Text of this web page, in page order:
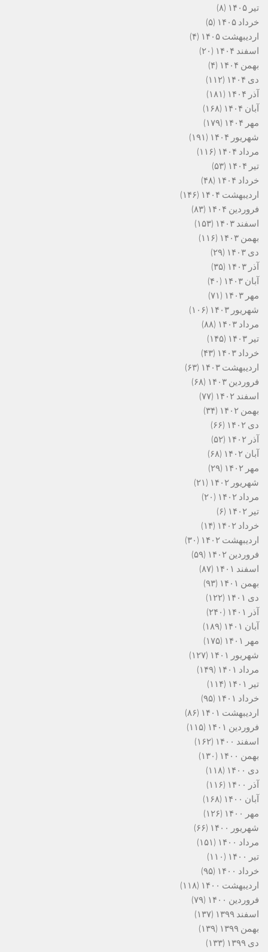
تیر ۱۴۰۵
(۸)
خرداد ۱۴۰۵
(۵)
اردیبهشت ۱۴۰۵
(۴)
اسفند ۱۴۰۴
(۲۰)
بهمن ۱۴۰۴
(۴)
دی ۱۴۰۴
(۱۱۲)
آذر ۱۴۰۴
(۱۸۱)
آبان ۱۴۰۴
(۱۶۸)
مهر ۱۴۰۴
(۱۷۹)
شهریور ۱۴۰۴
(۱۹۱)
مرداد ۱۴۰۴
(۱۱۶)
تیر ۱۴۰۴
(۵۳)
خرداد ۱۴۰۴
(۴۸)
اردیبهشت ۱۴۰۴
(۱۴۶)
فروردین ۱۴۰۴
(۸۳)
اسفند ۱۴۰۳
(۱۵۳)
بهمن ۱۴۰۳
(۱۱۶)
دی ۱۴۰۳
(۲۹)
آذر ۱۴۰۳
(۳۵)
آبان ۱۴۰۳
(۴۰)
مهر ۱۴۰۳
(۷۱)
شهریور ۱۴۰۳
(۱۰۶)
مرداد ۱۴۰۳
(۸۸)
تیر ۱۴۰۳
(۱۴۵)
خرداد ۱۴۰۳
(۴۳)
اردیبهشت ۱۴۰۳
(۶۳)
فروردین ۱۴۰۳
(۶۸)
اسفند ۱۴۰۲
(۷۷)
بهمن ۱۴۰۲
(۳۴)
دی ۱۴۰۲
(۶۶)
آذر ۱۴۰۲
(۵۲)
آبان ۱۴۰۲
(۶۸)
مهر ۱۴۰۲
(۲۹)
شهریور ۱۴۰۲
(۲۱)
مرداد ۱۴۰۲
(۲۰)
تیر ۱۴۰۲
(۶)
خرداد ۱۴۰۲
(۱۴)
اردیبهشت ۱۴۰۲
(۳۰)
فروردین ۱۴۰۲
(۵۹)
اسفند ۱۴۰۱
(۸۷)
بهمن ۱۴۰۱
(۹۳)
دی ۱۴۰۱
(۱۲۲)
آذر ۱۴۰۱
(۲۴۰)
آبان ۱۴۰۱
(۱۸۹)
مهر ۱۴۰۱
(۱۷۵)
شهریور ۱۴۰۱
(۱۲۷)
مرداد ۱۴۰۱
(۱۴۹)
تیر ۱۴۰۱
(۱۱۴)
خرداد ۱۴۰۱
(۹۵)
اردیبهشت ۱۴۰۱
(۸۶)
فروردین ۱۴۰۱
(۱۱۵)
اسفند ۱۴۰۰
(۱۶۲)
بهمن ۱۴۰۰
(۱۳۰)
دی ۱۴۰۰
(۱۱۸)
آذر ۱۴۰۰
(۱۱۶)
آبان ۱۴۰۰
(۱۶۸)
مهر ۱۴۰۰
(۱۲۶)
شهریور ۱۴۰۰
(۶۶)
مرداد ۱۴۰۰
(۱۵۱)
تیر ۱۴۰۰
(۱۱۰)
خرداد ۱۴۰۰
(۹۵)
اردیبهشت ۱۴۰۰
(۱۱۸)
فروردین ۱۴۰۰
(۷۹)
اسفند ۱۳۹۹
(۱۳۷)
بهمن ۱۳۹۹
(۱۳۹)
دی ۱۳۹۹
(۱۳۳)